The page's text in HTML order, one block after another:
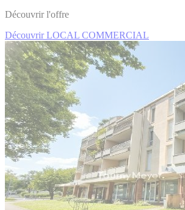
Découvrir l'offre
Découvrir LOCAL COMMERCIAL